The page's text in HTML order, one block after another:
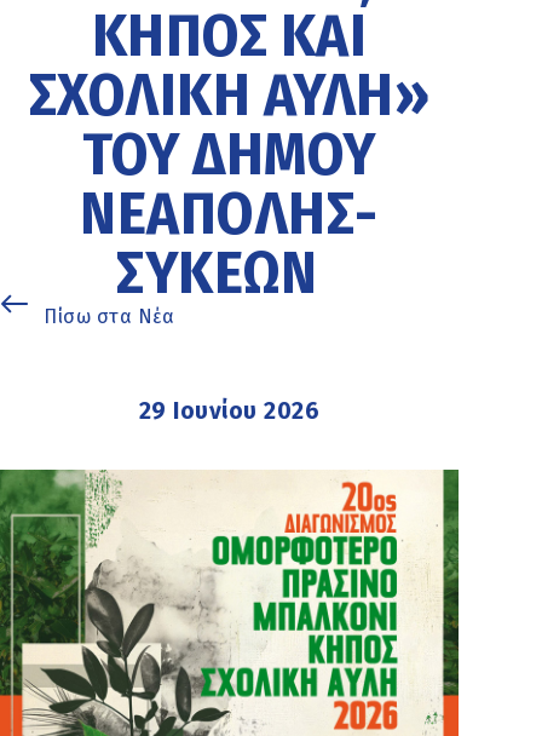
ΚΉΠΟΣ ΚΑΙ
ΣΧΟΛΙΚΉ ΑΥΛΉ»
ΤΟΥ ΔΉΜΟΥ
ΝΕΆΠΟΛΗΣ-
ΣΥΚΕΏΝ
Πίσω στα Νέα
29 Ιουνίου 2026